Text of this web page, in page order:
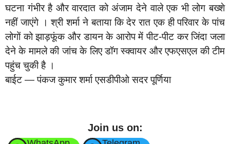
घटना गंभीर है और वारदात को अंजाम देने वाले एक भी लोग बख्शे
नहीं जाएंगे । श्री शर्मा ने बताया कि देर रात एक ही परिवार के पांच
लोगों को झाड़फूंक और डायन के आरोप में पीट-पीट कर जिंदा जला
देने के मामले की जांच के लिए डॉग स्क्वायर और एफएसएल की टीम
पहुंच चुकी है ।
बाईट — पंकज कुमार शर्मा एसडीपीओ सदर पूर्णिया
Join us on: